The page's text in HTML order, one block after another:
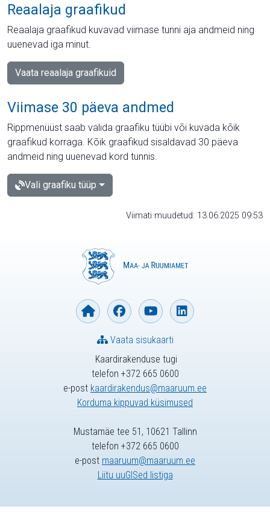
Reaalaja graafikud
Reaalaja graafikud kuvavad viimase tunni aja andmeid ning
uuenevad iga minut.
Vaata reaalaja graafikuid
Viimase 30 päeva andmed
Rippmenüüst saab valida graafiku tüübi või kuvada kõik
graafikud korraga. Kõik graafikud sisaldavad 30 päeva
andmeid ning uuenevad kord tunnis.
Vali graafiku tüüp
Viimati muudetud: 13.06.2025 09:53
Kaardirakenduse tugi
telefon +372 665 0600
e-post kaardirakendus@maaruum.ee
Korduma kippuvad küsimused
Vaata sisukaarti
Mustamäe tee 51, 10621 Tallinn
telefon +372 665 0600
e-post maaruum@maaruum.ee
Liitu uuGISed listiga